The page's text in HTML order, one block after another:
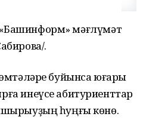
/«Башинформ» мәғлүмәт
.
буйынса юғары
инеүсе абитуриенттар
һуңғы көнө.